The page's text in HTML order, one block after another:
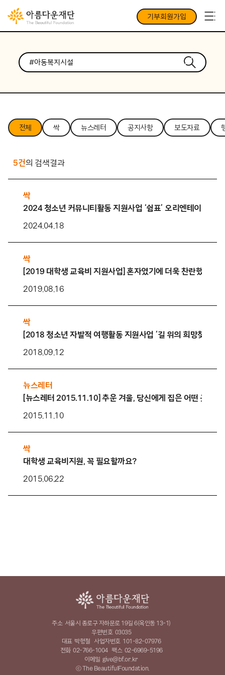
기부회원가입
전체 싹 뉴스레터 공지사항 보도자료
5건의 검색결과
싹
2024 청소년 커뮤니티활동 지원사업 ‘쉼표’ 오리엔테이션 –
2024.04.18
싹
[2019 대학생 교육비 지원사업] 혼자였기에 더욱 찬란했던 시
2019.08.16
싹
[2018 청소년 자발적 여행활동 지원사업 ‘길 위의 희망찾기’]
2018.09.12
뉴스레터
[뉴스레터 2015.11.10] 추운 겨울, 당신에게 집은 어떤 곳인가
2015.11.10
싹
대학생 교육비지원, 꼭 필요할까요?
2015.06.22
주소 서울시 종로구 자하문로 19길 6(옥인동 13-1)
우편번호 03035
대표 박형철 사업자번호 101-82-07976
전화 02-766-1004 팩스 02-6969-5196
이메일 give@bf.or.kr
ⓒ The BeautifulFoundation.